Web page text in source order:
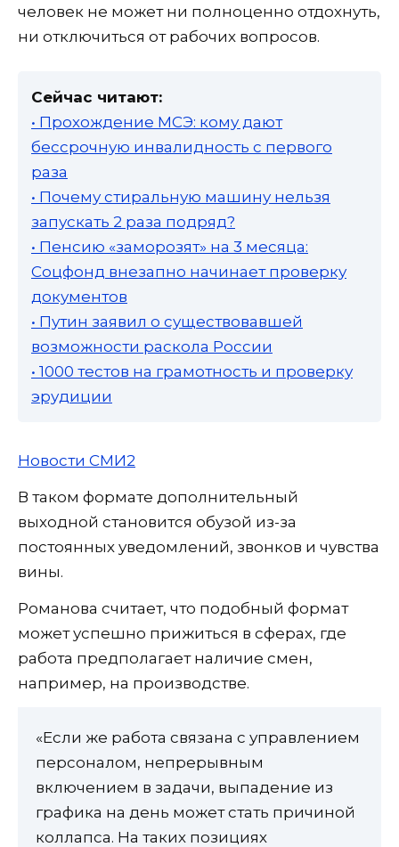
человек не может ни полноценно отдохнуть,
ни отключиться от рабочих вопросов.
Сейчас читают:
• Прохождение МСЭ: кому дают
бессрочную инвалидность с первого
раза
• Почему стиральную машину нельзя
запускать 2 раза подряд?
• Пенсию «заморозят» на 3 месяца:
Соцфонд внезапно начинает проверку
документов
• Путин заявил о существовавшей
возможности раскола России
• 1000 тестов на грамотность и проверку
эрудиции
Новости СМИ2
В таком формате дополнительный
выходной становится обузой из-за
постоянных уведомлений, звонков и чувства
вины.
Романова считает, что подобный формат
может успешно прижиться в сферах, где
работа предполагает наличие смен,
например, на производстве.
«Если же работа связана с управлением
персоналом, непрерывным
включением в задачи, выпадение из
графика на день может стать причиной
коллапса. На таких позициях